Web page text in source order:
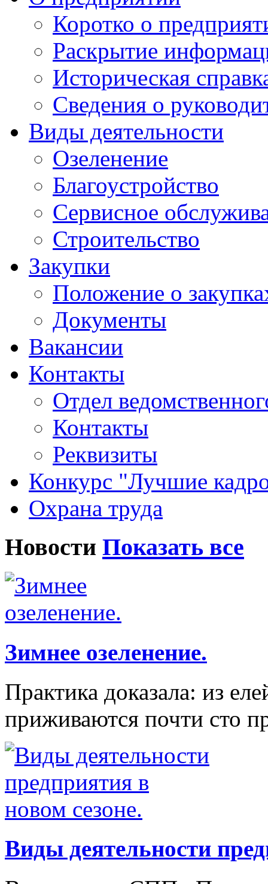
Коротко о
Раскрытие
Историческая
Сведения о
Виды деятельности
Озеленение
Благоустройство
Сервисное
Строительство
Закупки
Положение о
Документы
Вакансии
Контакты
Отдел
Контакты
Реквизиты
Конкурс "Лучшие
Охрана труда
Новости Показать все
Зимнее озеленение.
Практика доказала: из
приживаются почти сто
Виды деятельности